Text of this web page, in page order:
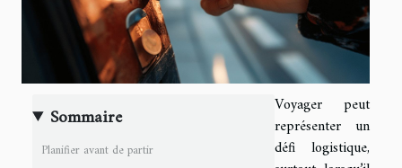
Sommaire
Planifier avant de partir
Voyager peut
représenter un
défi logistique,